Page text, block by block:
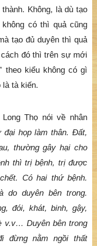
Không, là dù tạo
có thì quả cũng
tạo đủ duyên thì quả
cách đó thì trên sự mới
theo kiểu không có gì
là tà kiến.
Thọ nói về nhân
đại họp làm thân. Đất,
thường gây hại cho
thì trị bệnh, trị được
Có hai thứ bệnh.
do duyên bên trong.
đói, khát, binh, gậy,
v.v… Duyên bên trong
đừng nằm ngồi thất